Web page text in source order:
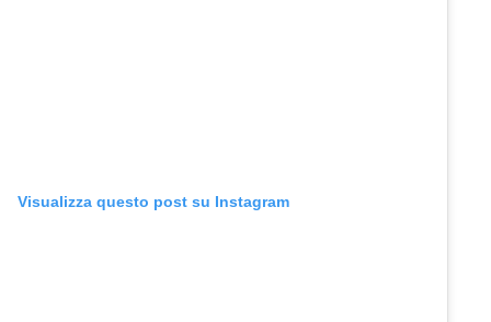
Visualizza questo post su Instagram